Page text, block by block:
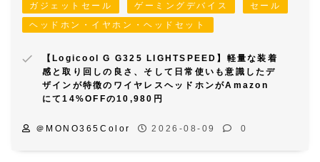
ガジェットセール ゲーミングデバイス
セール
ヘッドホン・イヤホン・ヘッドセット
【Logicool G G325 LIGHTSPEED】軽量な装着
感と取り回しの良さ、そして日常使いも意識したデ
ザインが特徴のワイヤレスヘッドホンがAmazon
にて14%OFFの10,980円
＠MONO365Color 2026-08-09 0